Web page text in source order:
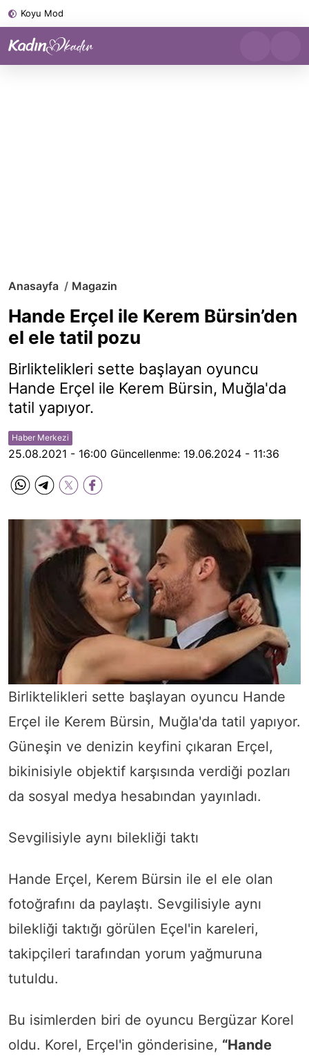
Koyu Mod
Anasayfa Magazin
Hande Erçel ile Kerem Bürsin’den
el ele tatil pozu
Birliktelikleri sette başlayan oyuncu
Hande Erçel ile Kerem Bürsin, Muğla'da
tatil yapıyor.
Haber Merkezi
25.08.2021 - 16:00 Güncellenme: 19.06.2024 - 11:36
Birliktelikleri sette başlayan oyuncu Hande
Erçel ile Kerem Bürsin, Muğla'da tatil yapıyor.
Güneşin ve denizin keyfini çıkaran Erçel,
bikinisiyle objektif karşısında verdiği pozları
da sosyal medya hesabından yayınladı.
Sevgilisiyle aynı bilekliği taktı
Hande Erçel, Kerem Bürsin ile el ele olan
fotoğrafını da paylaştı. Sevgilisiyle aynı
bilekliği taktığı görülen Eçel'in kareleri,
takipçileri tarafından yorum yağmuruna
tutuldu.
Bu isimlerden biri de oyuncu Bergüzar Korel
oldu. Korel, Erçel'in gönderisine, “Hande